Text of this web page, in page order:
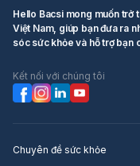
Hello Bacsi mong muốn trở
Việt Nam, giúp bạn đưa ra
sóc sức khỏe và hỗ trợ bạn
Kết nối với chúng tôi
Chuyên đề sức khỏe